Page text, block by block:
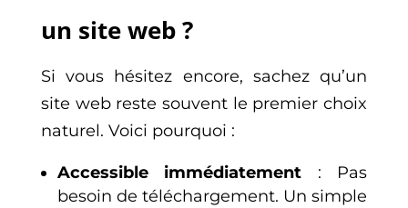
un site web ?
Si vous hésitez encore, sachez qu’un
site web reste souvent le premier choix
naturel. Voici pourquoi :
Accessible immédiatement : Pas
besoin de téléchargement. Un simple